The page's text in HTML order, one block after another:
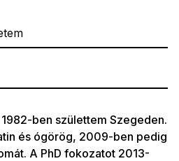
ben születtem Szegeden.
és ógörög, 2009-ben pedig
A PhD fokozatot 2013-